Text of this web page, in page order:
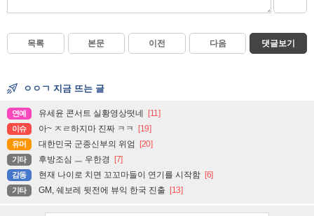
목록 본문 이전 다음 댓글보기
ㅇㅇㄱ 지금 뜨는 글
연예 유세윤 콘서트 실황영상떳네 [11]
이슈 아~ ㅈㄹ하지마 진짜 ㅋㅋ [19]
유머 대한민국 군종신부의 위엄 [20]
기타 후방조심 ㅡ 우한경 [7]
감동 현재 나이로 치면 꼬꼬마들이 연기를 시작함 [6]
기타 GM, 쉐보레 뒷전에 뷰익 한국 진출 [13]